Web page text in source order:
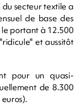
secteur textile a
de base des
portant à 12.500
et aussitôt
pour un quasi-
de 8.300